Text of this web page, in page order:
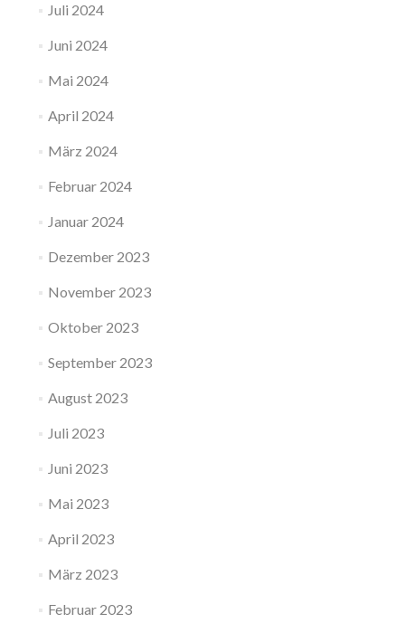
Juli 2024
Juni 2024
Mai 2024
April 2024
März 2024
Februar 2024
Januar 2024
Dezember 2023
November 2023
Oktober 2023
September 2023
August 2023
Juli 2023
Juni 2023
Mai 2023
April 2023
März 2023
Februar 2023